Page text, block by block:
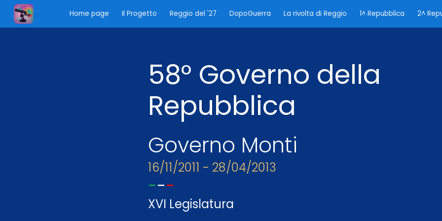
Skip to main content Skip to
Home page Il Progetto Reggio del '27 DopoGuerra La rivolta di Reggio 1^ Repubblica 2^
58° Governo della
Repubblica
Governo Monti
16/11/2011 - 28/04/2013
---
XVI Legislatura